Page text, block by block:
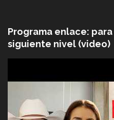
Programa enlace:
siguiente nivel (video)